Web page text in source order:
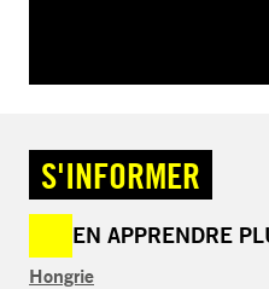
S'INFORMER
EN APPRENDRE
Hongrie